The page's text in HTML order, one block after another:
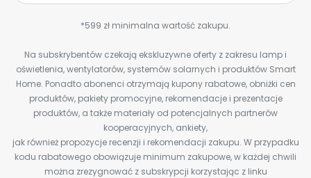
*599 zł minimalna wartość zakupu.
Na subskrybentów czekają ekskluzywne oferty z zakresu lamp i
oświetlenia, wentylatorów, systemów solarnych i produktów Smart
Home. Ponadto abonenci otrzymają kupony rabatowe, obniżki cen
produktów, pakiety promocyjne, rekomendacje i prezentacje
produktów, a także materiały od potencjalnych partnerów
kooperacyjnych, ankiety,
jak również propozycje recenzji i rekomendacji zakupu. W przypadku
kodu rabatowego obowiązuje minimum zakupowe, w każdej chwili
można zrezygnować z subskrypcji korzystając z linku